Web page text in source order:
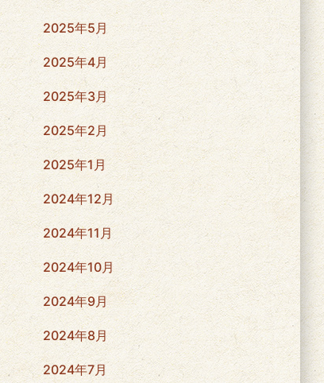
2025年5月
2025年4月
2025年3月
2025年2月
2025年1月
2024年12月
2024年11月
2024年10月
2024年9月
2024年8月
2024年7月